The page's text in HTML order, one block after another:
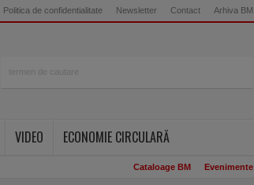
Politica de confidentialitate Newsletter Contact Arhiva BM
VIDEO
ECONOMIE CIRCULARĂ
Cataloage BM Evenimente